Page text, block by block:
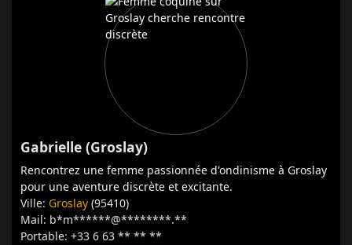
Gabrielle (Groslay)
Rencontrez une femme passionnée d'ondinisme à Groslay
pour une aventure discrète et excitante.
Ville: Groslay (95410)
Mail: b*m******@********.**
Portable: +33 6 63 ** ** **